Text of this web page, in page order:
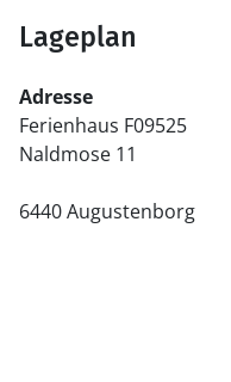
Lageplan
Adresse
Ferienhaus F09525
Naldmose 11
6440 Augustenborg